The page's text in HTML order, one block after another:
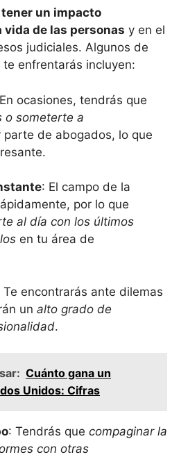
un impacto
de las personas y en el
judiciales. Algunos de
enfrentarás incluyen:
ocasiones, tendrás que
o someterte a
parte de abogados, lo que
: El campo de la
por lo que
al día con los últimos
en tu área de
Te encontrarás ante dilemas
un alto grado de
.
Cuánto gana un
Unidos: Cifras
: Tendrás que compaginar la
con otras